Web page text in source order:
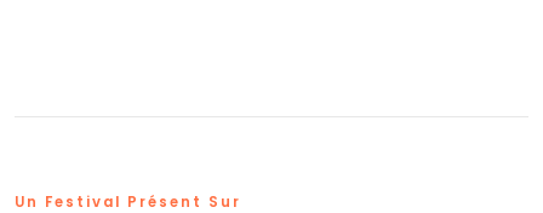
Un Festival Présent Sur